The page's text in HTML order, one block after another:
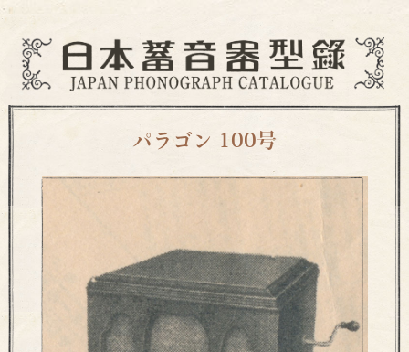
パラゴン 100号